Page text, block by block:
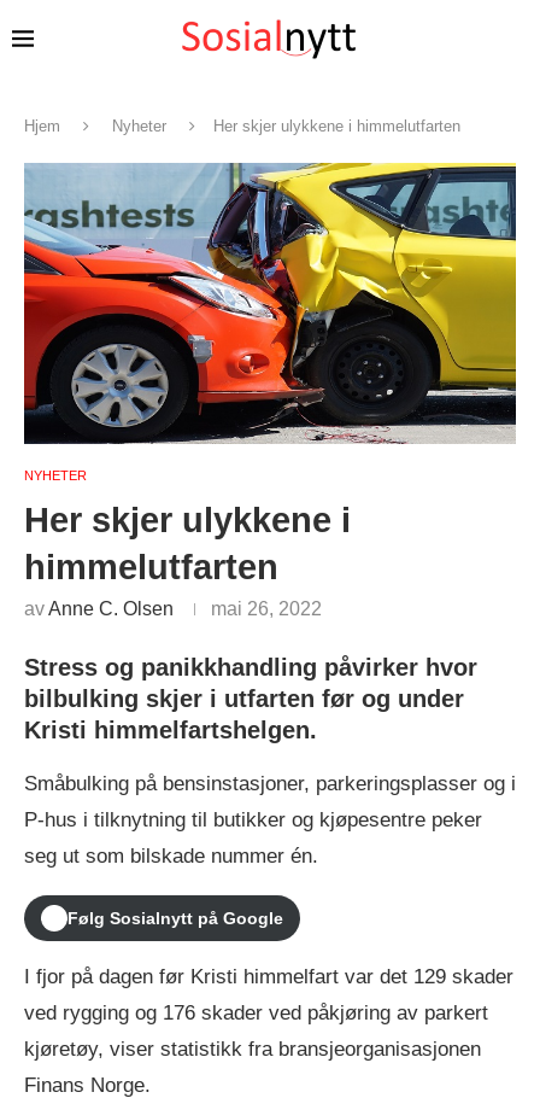
Hjem Nyheter Her skjer ulykkene i himmelutfarten
NYHETER
Her skjer ulykkene i
himmelutfarten
avAnne C. Olsen mai 26, 2022
Stress og panikkhandling påvirker hvor
bilbulking skjer i utfarten før og under
Kristi himmelfartshelgen.
Småbulking på bensinstasjoner, parkeringsplasser og i
P-hus i tilknytning til butikker og kjøpesentre peker
seg ut som bilskade nummer én.
Følg Sosialnytt på Google
I fjor på dagen før Kristi himmelfart var det 129 skader
ved rygging og 176 skader ved påkjøring av parkert
kjøretøy, viser statistikk fra bransjeorganisasjonen
Finans Norge.